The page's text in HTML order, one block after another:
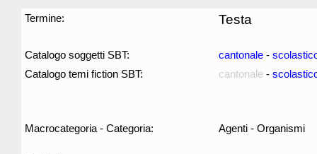
Termine: Testa
Catalogo soggetti SBT: cantonale -
Catalogo temi fiction SBT:
cantonale -
Macrocategoria - Categoria: Agenti - Organismi